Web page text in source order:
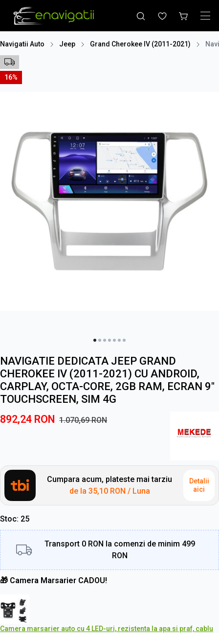
Navigatii Auto Jeep Grand Cherokee IV (2011-2021)
16%
NAVIGATIE DEDICATA JEEP GRAND
CHEROKEE IV (2011-2021) CU ANDROID,
CARPLAY, OCTA-CORE, 2GB RAM, ECRAN 9"
TOUCHSCREEN, SIM 4G
892,24 RON 1.070,69RON
Cumpara acum, plateste mai tarziu
de la 35,10 RON / Luna
Detalii
aici
Stoc 25
Transport 0 RON la comenzi de minim 499
RON
🎁 Camera Marsarier CADOU!
Camera marsarier auto cu 4 LED-uri, rezistenta la apa si praf, cablu